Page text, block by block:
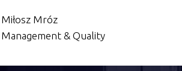
Miłosz Mróz
Management & Quality